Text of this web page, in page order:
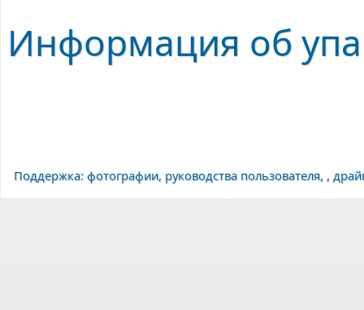
Информация об
Поддержка: фотографии, руководства пользователя, ,